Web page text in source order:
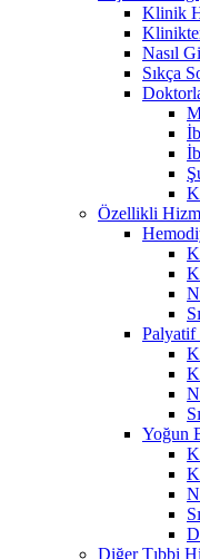
Klinik
Nasıl
Sıkça
Özellikli
Palyatif
Yoğun
Diğer Tıbbi